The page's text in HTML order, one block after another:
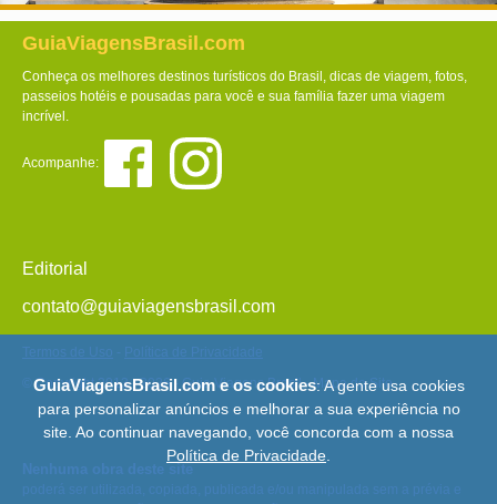
GuiaViagensBrasil.com
Conheça os melhores destinos turísticos do Brasil, dicas de viagem, fotos,
passeios hotéis e pousadas para você e sua família fazer uma viagem
incrível.
Acompanhe:
Editorial
contato@guiaviagensbrasil.com
Termos de Uso
Política de Privacidade
© Copyright 2013 - 2026 - Guia Viagens Brasil -Mapa do Site
Nenhuma obra deste site
poderá ser utilizada, copiada, publicada e/ou manipulada sem a prévia e
GuiaViagensBrasil.com e os cookies: A gente usa cookies
para personalizar anúncios e melhorar a sua experiência no
site. Ao continuar navegando, você concorda com a nossa
Política de Privacidade